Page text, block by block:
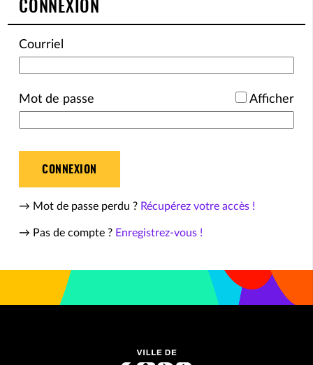
CONNEXION
Courriel
Mot de passe Afficher
CONNEXION
→ Mot de passe perdu ? Récupérez votre accès !
→ Pas de compte ? Enregistrez-vous !